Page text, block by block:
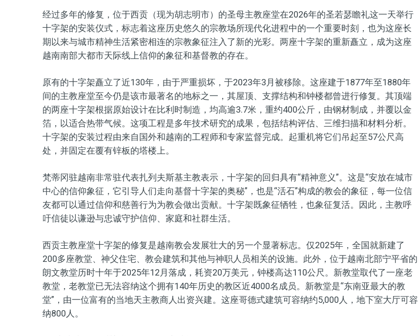
经过多年的修复，位于西贡（现为胡志明市）的圣母主教座堂在2026年的圣若瑟瞻礼这一天举行
十字架的安装仪式，标志着这座历史悠久的宗教场所现代化进程中的一个重要时刻，也为这座长
期以来与城市精神生活紧密相连的宗教象征注入了新的光彩。两座十字架的重新矗立，成为这座
越南南部大都市天际线上信仰的象征和基督教的存在。
原有的十字架矗立了近130年，由于严重损坏，于2023年3月被移除。这座建于1877年至1880年
间的主教座堂至今仍是该市最著名的地标之一，其屋顶、支撑结构和钟楼都曾进行修复。其顶端
的两座十字架根据原始设计在比利时制造，均高逾3.7米，重约400公斤，由钢材制成，并覆以金
箔，以适合热带气候。这项工程是多年技术研究的成果，包括结构评估、三维扫描和材料分析。
十字架的安装过程由来自国外和越南的工程师和专家监督完成。起重机将它们吊起至57公尺高
处，并固定在覆有锌板的塔楼上。
梵蒂冈驻越南非常驻代表扎列夫斯基主教表示，十字架的回归具有“精神意义”。这是“安放在城市
中心的信仰象征，它引导人们走向基督十字架的奥秘”，也是“活石”构成的教会的象征，每一位信
友都可以通过信仰和慈善行为为教会做出贡献。十字架既象征牺牲，也象征复活。因此，主教呼
吁信徒以谦逊与忠诚守护信仰、家庭和社群生活。
西贡主教座堂十字架的修复是越南教会发展壮大的另一个显著标志。仅2025年，全国就新建了
200多座教堂、神父住宅、教会建筑和其他与神职人员相关的设施。此外，位于越南北部宁平省的
朗文教堂历时十年于2025年12月落成，耗资20万美元，钟楼高达110公尺。新教堂取代了一座老
教堂，老教堂已无法容纳这个拥有140年历史的教区近4000名成员。新教堂是“东南亚最大的教
堂”，由一位富有的当地天主教商人出资兴建。这座哥德式建筑可容纳约5,000人，地下室大厅可容
纳800人。